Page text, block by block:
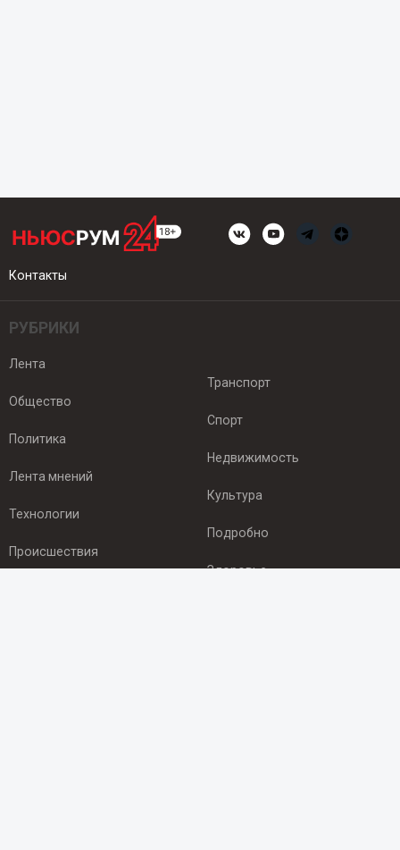
Контакты
РУБРИКИ
Лента
Общество
Политика
Лента мнений
Технологии
Происшествия
Транспорт
Спорт
Недвижимость
Культура
Подробно
Здоровье